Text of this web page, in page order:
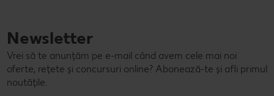
Newsletter
Vrei să te anunțăm pe e-mail când avem cele mai noi
oferte, rețete și concursuri online? Abonează-te și afli primul
noutățile.